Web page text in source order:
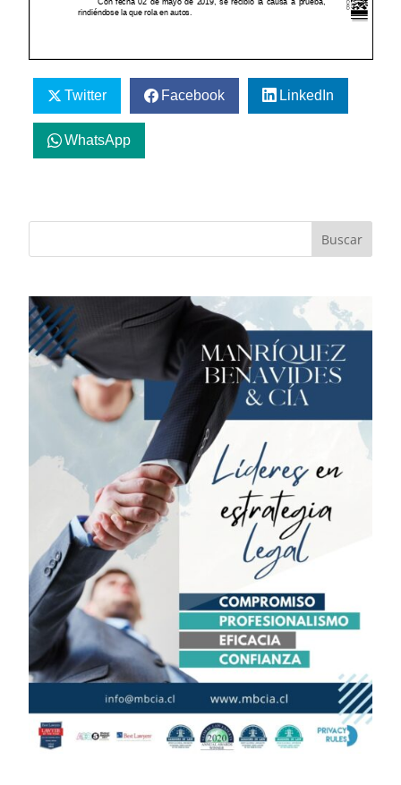
Twitter Facebook LinkedIn
WhatsApp